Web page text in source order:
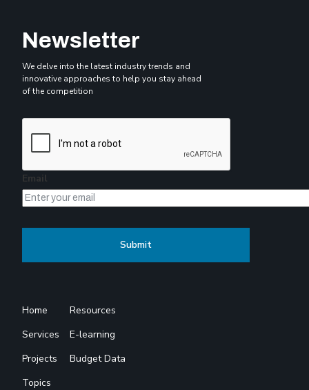
Newsletter
We delve into the latest industry trends and
innovative approaches to help you stay ahead
of the competition
Email
Home
Services
Projects
Topics
Resources
E-learning
Budget Data